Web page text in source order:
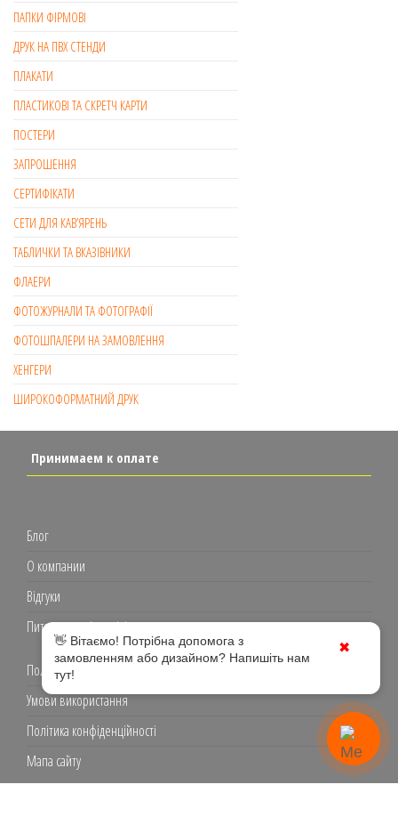
👋 Вітаємо! Потрібна допомога з
замовленням або дизайном? Напишіть нам
тут!
✖
ПАПКИ ФІРМОВІ
ДРУК НА ПВХ СТЕНДИ
ПЛАКАТИ
ПЛАСТИКОВІ ТА СКРЕТЧ КАРТИ
ПОСТЕРИ
ЗАПРОШЕННЯ
СЕРТИФІКАТИ
СЕТИ ДЛЯ КАВ’ЯРЕНЬ
ТАБЛИЧКИ ТА ВКАЗІВНИКИ
ФЛАЕРИ
ФОТОЖУРНАЛИ ТА ФОТОГРАФІЇ
ФОТОШПАЛЕРИ НА ЗАМОВЛЕННЯ
ХЕНГЕРИ
ШИРОКОФОРМАТНИЙ ДРУК
Принимаем к оплате
Блог
О компании
Відгуки
Питання та відповіді
Полиграфия
Умови використання
Політика конфіденційності
Мапа сайту